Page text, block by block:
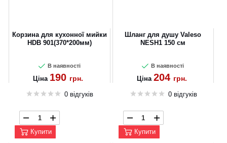
Корзина для кухонної мийки
HDB 901(370*200мм)
В наявності
Ціна 190 грн.
0 відгуків
Купити
Шланг для душу Valeso
NESH1 150 см
В наявності
Ціна 204 грн.
0 відгуків
Купити